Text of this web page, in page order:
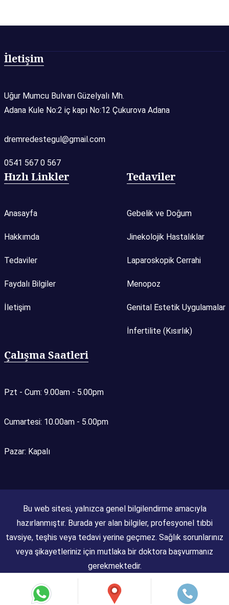
İletişim
Uğur Mumcu Bulvarı Güzelyalı Mh.
Adana Kule No:2 iç kapı No:12 Çukurova Adana
dremredestegul@gmail.com
0541 567 0 567
Hızlı Linkler
Anasayfa
Hakkımda
Tedaviler
Faydalı Bilgiler
İletişim
Tedaviler
Gebelik ve Doğum
Jinekolojik Hastalıklar
Laparoskopik Cerrahi
Menopoz
Genital Estetik Uygulamalar
İnfertilite (Kısırlık)
Çalışma Saatleri
Pzt - Cum: 9.00am - 5.00pm
Cumartesi: 10.00am - 5.00pm
Pazar: Kapalı
Bu web sitesi, yalnızca genel bilgilendirme amacıyla
hazırlanmıştır. Burada yer alan bilgiler, profesyonel tıbbi
tavsiye, teşhis veya tedavi yerine geçmez. Sağlık sorunlarınız
veya şikayetleriniz için mutlaka bir doktora başvurmanız
gerekmektedir.
© 2026 Dr. Emre Destegül. All Rights Reserved.
Tasarımevi